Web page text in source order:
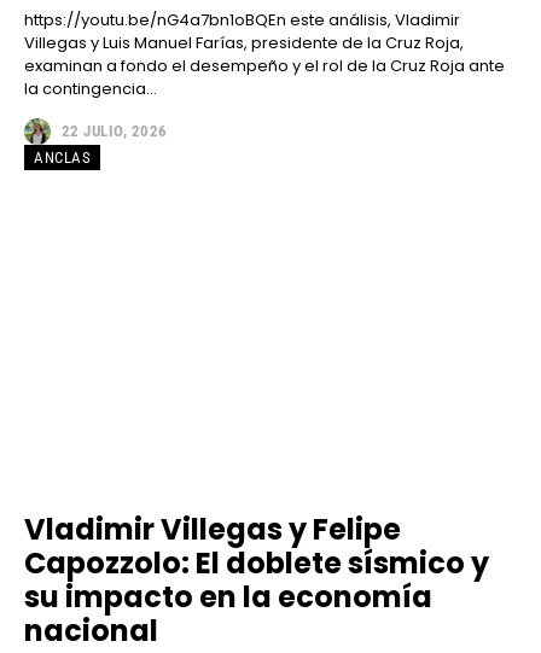
https://youtu.be/nG4a7bn1oBQEn este análisis, Vladimir
Villegas y Luis Manuel Farías, presidente de la Cruz Roja,
examinan a fondo el desempeño y el rol de la Cruz Roja ante
la contingencia...
22 JULIO, 2026
ANCLAS
Vladimir Villegas y Felipe
Capozzolo: El doblete sísmico y
su impacto en la economía
nacional